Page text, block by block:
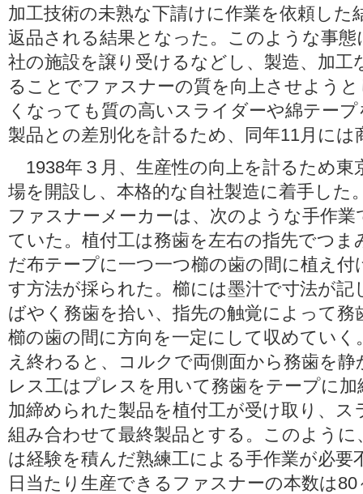
加工技術の未熟な下請けに作業を依頼した
返品される結果となった。このような事
社の施設を譲り受けるなどし、製造、加工
ることでファスナーの質を向上させよう
くなっても質の高いスライダーや綿テー
製品との差別化を計るため、同年11月には
1938年３月、生産性の向上を計るため東
場を開設し、本格的な自社製造に着手した
ファスナーメーカーは、次のような手作
ていた。植付工は務歯を左右の指先でつ
だ布テープに一つ一つ櫛の歯の間に植え
す方法が採られた。櫛には墨汁で寸法が
ばやく務歯を拾い、指先の触覚によって
櫛の歯の間に方向を一定にして収めてい
え終わると、コルクで両側面から務歯を
レス工はプレスを用いて務歯をテープに
加締められた製品を植付工が受け取り、
組み合わせて最終製品とする。このよう
は経験を積んだ熟練工による手作業が必要
日当たり生産できるファスナーの本数は